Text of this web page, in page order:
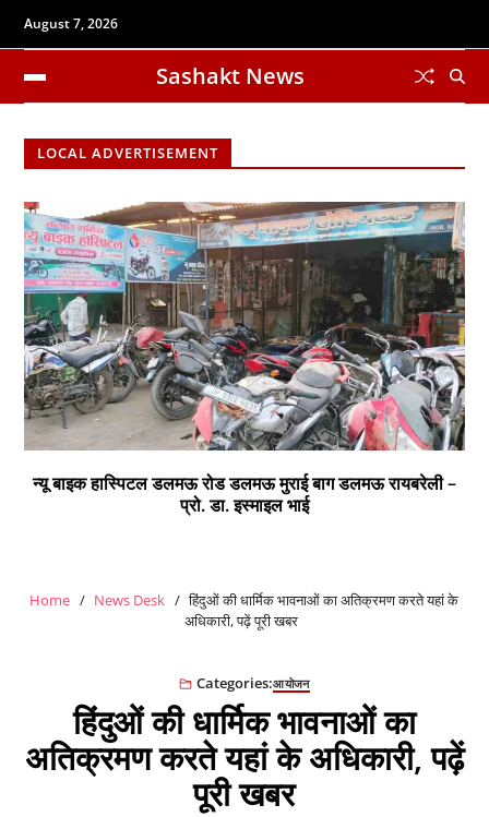
August 7, 2026
Sashakt News
LOCAL ADVERTISEMENT
न्यू बाइक हास्पिटल डलमऊ रोड डलमऊ मुराई बाग डलमऊ रायबरेली –
प्रो. डा. इस्माइल भाई
Home News Desk
हिंदुओं की धार्मिक भावनाओं का अतिक्रमण करते यहां के
अधिकारी, पढ़ें पूरी खबर
Categories:आयोजन
हिंदुओं की धार्मिक भावनाओं का
अतिक्रमण करते यहां के अधिकारी, पढ़ें
पूरी खबर